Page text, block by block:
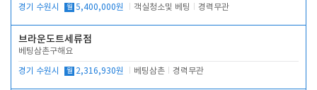
경기 수원시 월 5,400,000원 객실청소및 베팅 경력무관
브라운도트세류점
베팅삼촌구해요
경기 수원시 월 2,316,930원 베팅삼촌 경력무관